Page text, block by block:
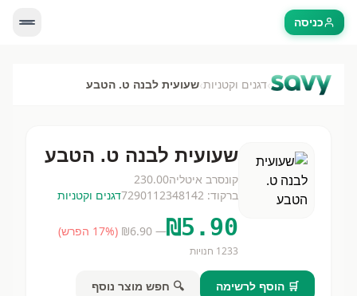
כניסה
›דגנים וקטניות›שעועית לבנה ט. הטבע
שעועית לבנה ט. הטבע
קונסרב איטליה230.00
ברקוד: 7290112348142דגנים וקטניות
₪5.90
— ₪
6.90
(
17% הפרש)
1233 חנויות
🛒 הוסף לרשימה 🔍 חפש מוצר נוסף